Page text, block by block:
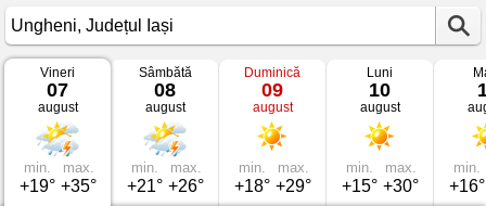
Vremea
Ungheni
Județul
Iași
Vineri
07
august
min.
+19°
max.
+35°
Sâmbătă
08
august
min.
+21°
max.
+26°
Duminică
09
august
min.
+18°
max.
+29°
Luni
10
august
min.
+15°
max.
+30°
min.
+16°